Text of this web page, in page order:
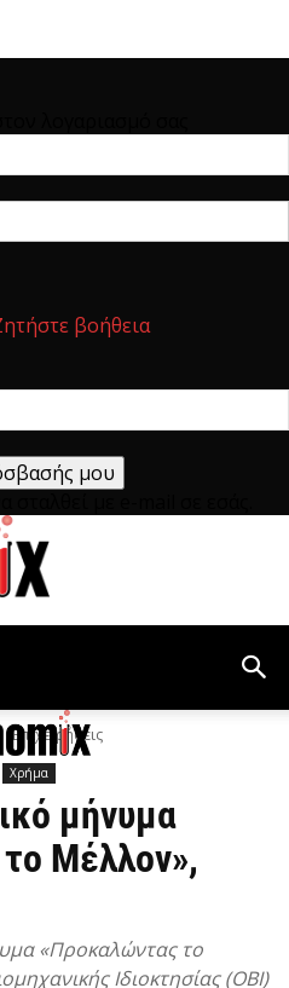
βοήθεια
Επιχειρήσεις
Χρήμα
μήνυμα
Μέλλον»,
«Προκαλώντας το
Ιδιοκτησίας (ΟΒΙ)